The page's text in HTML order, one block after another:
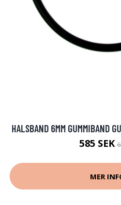
HALSBAND 6MM GUMMIBAND
585 SEK
MER